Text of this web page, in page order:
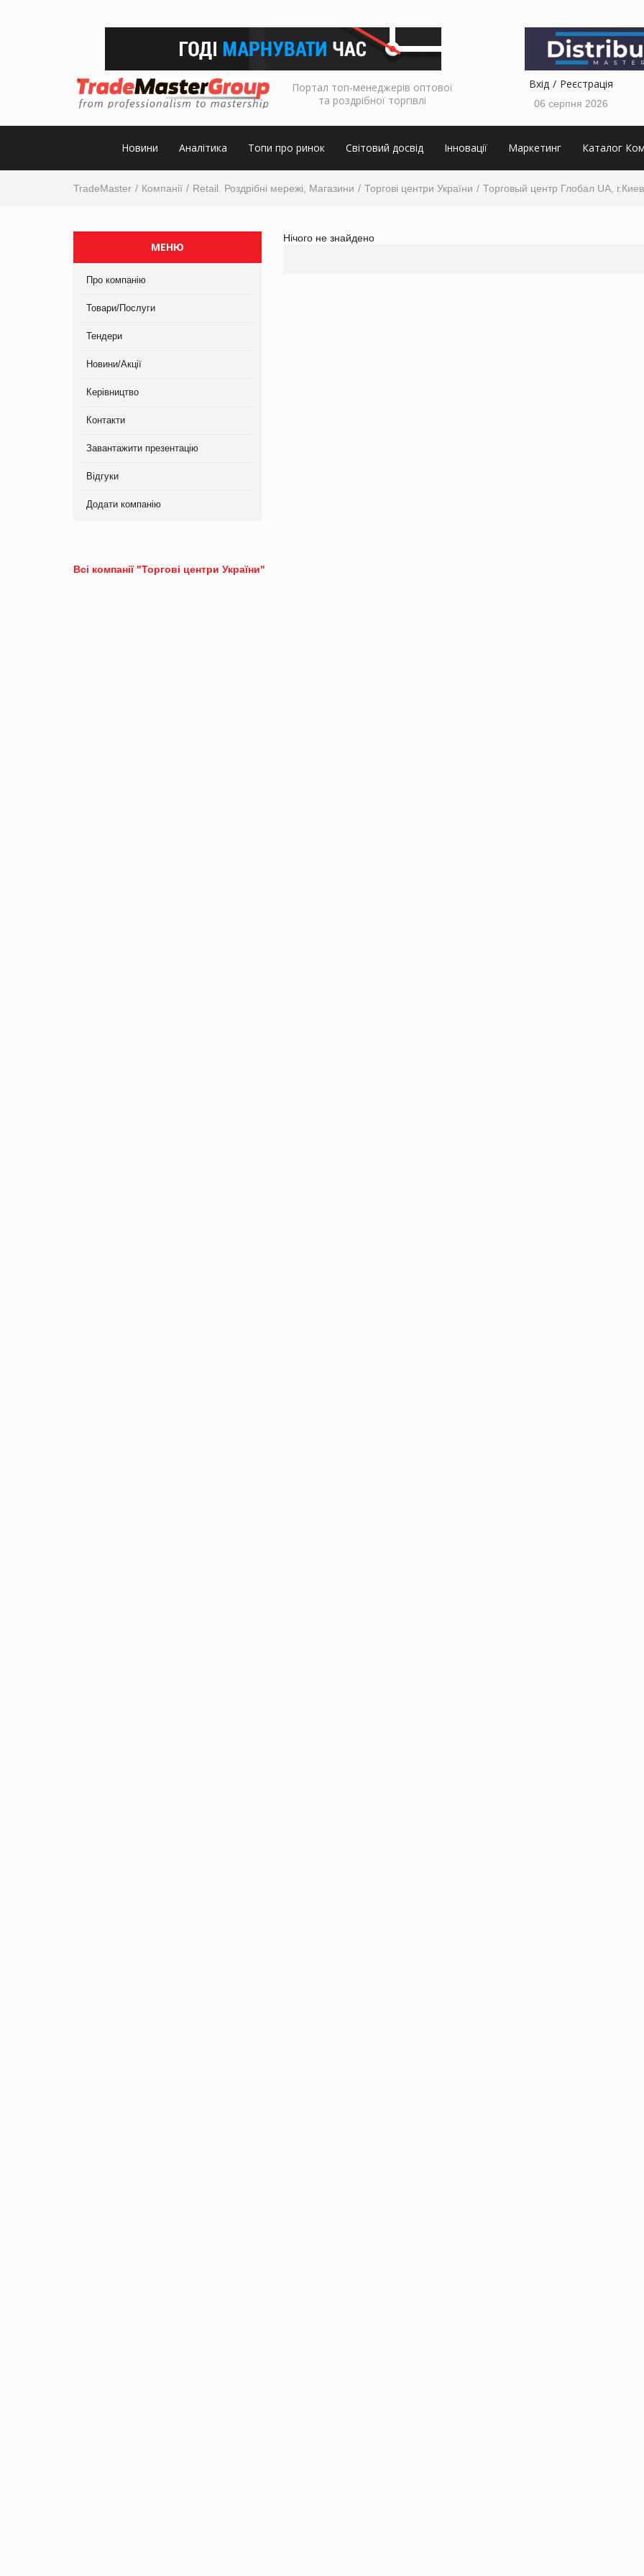
Портал топ-менеджерів оптової
та роздрібної торгівлі
Вхід Реєстрація
06 серпня 2026
Новини Аналітика Топи про ринок Світовий досвід Інновації Маркетинг Каталог
TradeMaster Компанії Retail. Роздрібні мережі, Магазини Торгові центри України Торговый центр Глобал UA, г.Киев
МЕНЮ
Про компанію
Товари/Послуги
Тендери
Новини/Акції
Керівництво
Контакти
Завантажити презентацію
Відгуки
Додати компанію
Нічого не знайдено
Всі компанії "Торгові центри України"